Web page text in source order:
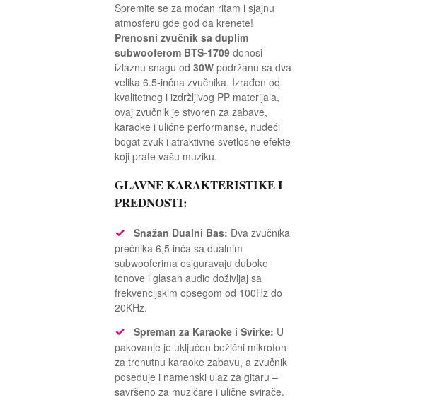
Spremite se za moćan ritam i sjajnu
atmosferu gde god da krenete!
Prenosni zvučnik sa duplim
subwooferom BTS-1709 donosi
izlaznu snagu od 30W podržanu sa dva
velika 6.5-inčna zvučnika. Izrađen od
kvalitetnog i izdržljivog PP materijala,
ovaj zvučnik je stvoren za zabave,
karaoke i ulične performanse, nudeći
bogat zvuk i atraktivne svetlosne efekte
koji prate vašu muziku.
GLAVNE KARAKTERISTIKE I
PREDNOSTI:
✓ Snažan Dualni Bas: Dva zvučnika
prečnika 6,5 inča sa dualnim
subwooferima osiguravaju duboke
tonove i glasan audio doživljaj sa
frekvencijskim opsegom od 100Hz do
20KHz.
✓ Spreman za Karaoke i Svirke: U
pakovanje je uključen bežični mikrofon
za trenutnu karaoke zabavu, a zvučnik
poseduje i namenski ulaz za gitaru –
savršeno za muzičare i ulične svirače.